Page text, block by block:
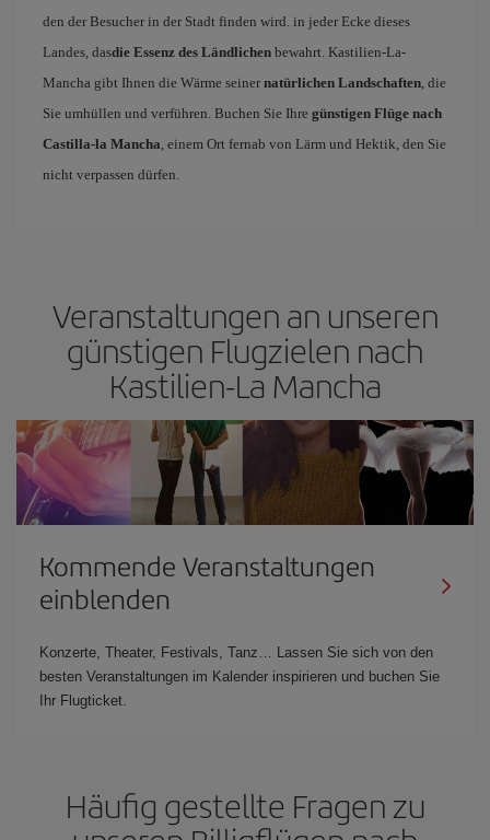
den der Besucher in der Stadt finden wird. in jeder Ecke dieses
Landes, dasdie Essenz des Ländlichen bewahrt. Kastilien-La-
Mancha gibt Ihnen die Wärme seiner natürlichen Landschaften , die
Sie umhüllen und verführen. Buchen Sie Ihre günstigen Flüge nach
Castilla-la Mancha , einem Ort fernab von Lärm und Hektik, den Sie
nicht verpassen dürfen.
Veranstaltungen an unseren
günstigen Flugzielen nach
Kastilien-La Mancha
Kommende Veranstaltungen
einblenden
Konzerte, Theater, Festivals, Tanz… Lassen Sie sich von den
besten Veranstaltungen im Kalender inspirieren und buchen Sie
Ihr Flugticket.
Häufig gestellte Fragen zu